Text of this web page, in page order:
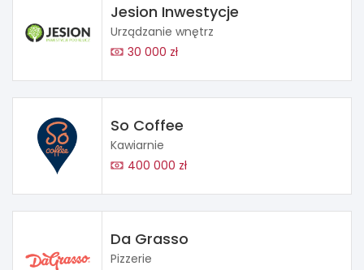
Jesion Inwestycje
Urządzanie wnętrz
30 000 zł
So Coffee
Kawiarnie
400 000 zł
Da Grasso
Pizzerie